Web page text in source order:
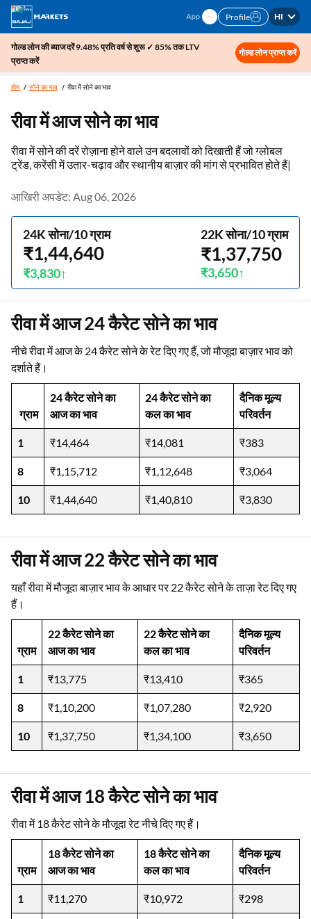
Profile HI
गोल्ड लोन की ब्याज दरें 9.48% प्रति वर्ष से शुरू ✓ 85% तक LTV
प्राप्त करें
गोल्ड लोन प्राप्त करें
होम सोने का भाव रीवा में सोने का भाव
रीवा में आज सोने का भाव
रीवा में सोने की दरें रोज़ाना होने वाले उन बदलावों को दिखाती हैं जो ग्लोबल
ट्रेंड, करेंसी में उतार-चढ़ाव और स्थानीय बाज़ार की मांग से प्रभावित होते हैं|
आखिरी अपडेट: Aug 06, 2026
24K सोना/10 ग्राम
₹1,44,640
₹3,830
22K सोना/10 ग्राम
₹1,37,750
₹3,650
रीवा में आज 24 कैरेट सोने का भाव
नीचे रीवा में आज के 24 कैरेट सोने के रेट दिए गए हैं, जो मौजूदा बाज़ार भाव को
दर्शाते हैं।
ग्राम
24 कैरेट सोने का
आज का भाव
24 कैरेट सोने का
कल का भाव
दैनिक मूल्य
परिवर्तन
1 ₹14,464 ₹14,081 ₹383
8 ₹1,15,712 ₹1,12,648 ₹3,064
10 ₹1,44,640 ₹1,40,810 ₹3,830
रीवा में आज 22 कैरेट सोने का भाव
यहाँ रीवा में मौजूदा बाज़ार भाव के आधार पर 22 कैरेट सोने के ताज़ा रेट दिए गए
हैं।
ग्राम
22 कैरेट सोने का
आज का भाव
22 कैरेट सोने का
कल का भाव
दैनिक मूल्य
परिवर्तन
1 ₹13,775 ₹13,410 ₹365
8 ₹1,10,200 ₹1,07,280 ₹2,920
10 ₹1,37,750 ₹1,34,100 ₹3,650
रीवा में आज 18 कैरेट सोने का भाव
रीवा में 18 कैरेट सोने के मौजूदा रेट नीचे दिए गए हैं।
ग्राम
18 कैरेट सोने का
आज का भाव
18 कैरेट सोने का
कल का भाव
दैनिक मूल्य
परिवर्तन
1 ₹11,270 ₹10,972 ₹298